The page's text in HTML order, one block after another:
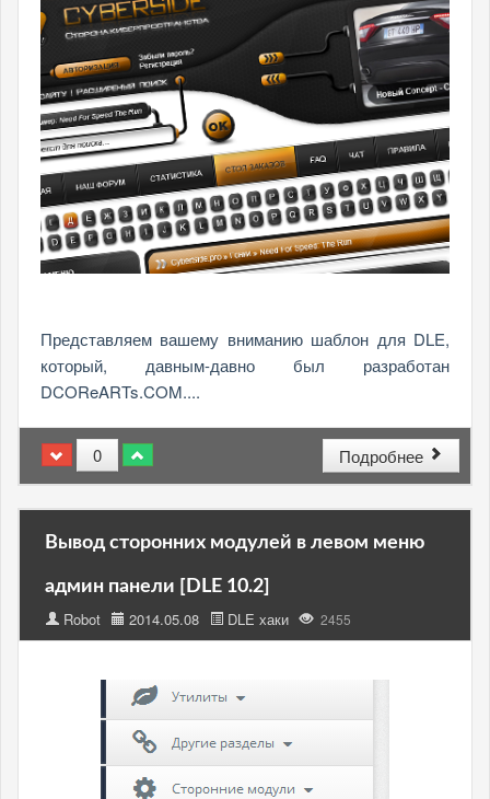
Представляем вашему вниманию шаблон для DLE,
который, давным-давно был разработан
DCOReARTs.COM....
0 Подробнее
Вывод сторонних модулей в левом меню
админ панели [DLE 10.2]
Robot 2014.05.08 DLE хаки 2455